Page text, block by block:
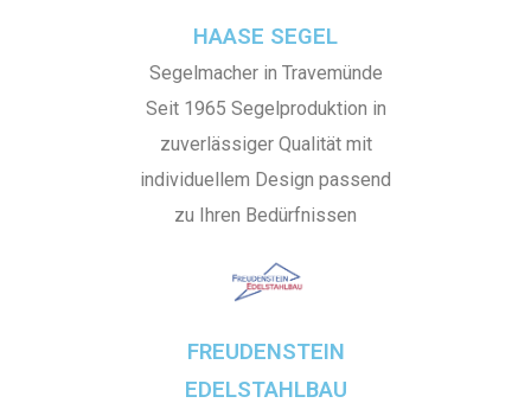
HAASE SEGEL
Segelmacher in Travemünde
Seit 1965 Segelproduktion in
zuverlässiger Qualität mit
individuellem Design passend
zu Ihren Bedürfnissen
FREUDENSTEIN
EDELSTAHLBAU